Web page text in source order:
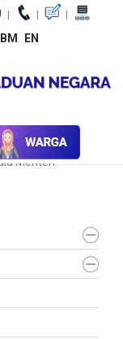
| | |
BM EN
2023
Galeri
Menteri